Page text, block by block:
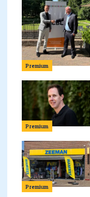
Premium
Premium
Premium